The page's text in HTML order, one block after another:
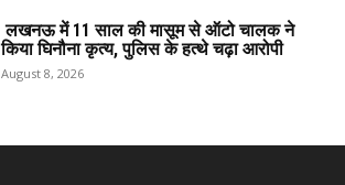
लखनऊ में 11 साल की मासूम से ऑटो चालक ने
किया घिनौना कृत्य, पुलिस के हत्थे चढ़ा आरोपी
August 8, 2026